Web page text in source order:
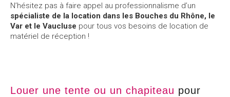
N’hésitez pas à faire appel au professionnalisme d’un
spécialiste de la location dans les Bouches du Rhône, le
Var et le Vaucluse pour tous vos besoins de location de
matériel de réception !
Louer une tente ou un chapiteau pour